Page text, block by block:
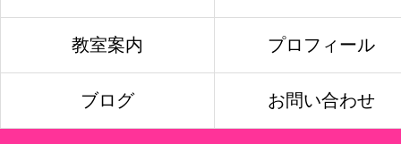
教室案内 プロフィール
ブログ お問い合わせ